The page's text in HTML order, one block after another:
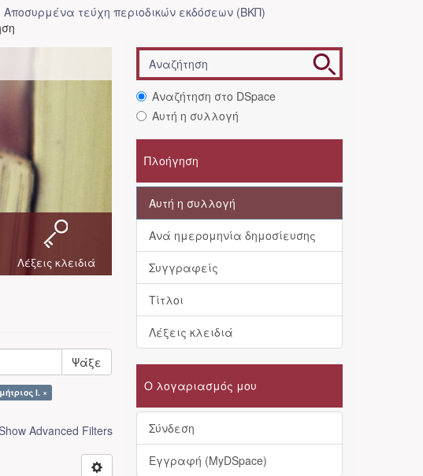
Αποσυρμένα τεύχη περιοδικών εκδόσεων (ΒΚΠ)
Λέξεις κλειδιά
Ψάξε
Ι. ×
Advanced Filters
Αναζήτηση στο DSpace
Αυτή η συλλογή
Πλοήγηση
Αυτή η συλλογή
Ανά ημερομηνία δημοσίευσης
Συγγραφείς
Τίτλοι
Λέξεις κλειδιά
Ο λογαριασμός μου
Σύνδεση
Εγγραφή (MyDSpace)